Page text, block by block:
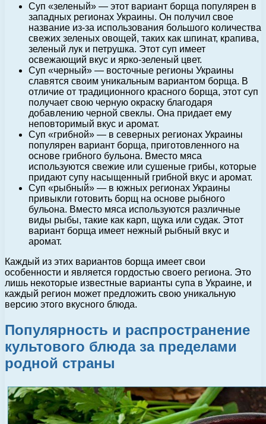
Суп «зеленый» — этот вариант борща популярен в
западных регионах Украины. Он получил свое
название из-за использования большого количества
свежих зеленых овощей, таких как шпинат, крапива,
зеленый лук и петрушка. Этот суп имеет
освежающий вкус и ярко-зеленый цвет.
Суп «черный» — восточные регионы Украины
славятся своим уникальным вариантом борща. В
отличие от традиционного красного борща, этот суп
получает свою черную окраску благодаря
добавлению черной свеклы. Она придает ему
неповторимый вкус и аромат.
Суп «грибной» — в северных регионах Украины
популярен вариант борща, приготовленного на
основе грибного бульона. Вместо мяса
используются свежие или сушеные грибы, которые
придают супу насыщенный грибной вкус и аромат.
Суп «рыбный» — в южных регионах Украины
привыкли готовить борщ на основе рыбного
бульона. Вместо мяса используются различные
виды рыбы, такие как карп, щука или судак. Этот
вариант борща имеет нежный рыбный вкус и
аромат.
Каждый из этих вариантов борща имеет свои
особенности и является гордостью своего региона. Это
лишь некоторые известные варианты супа в Украине, и
каждый регион может предложить свою уникальную
версию этого вкусного блюда.
Популярность и распространение
культового блюда за пределами
родной страны